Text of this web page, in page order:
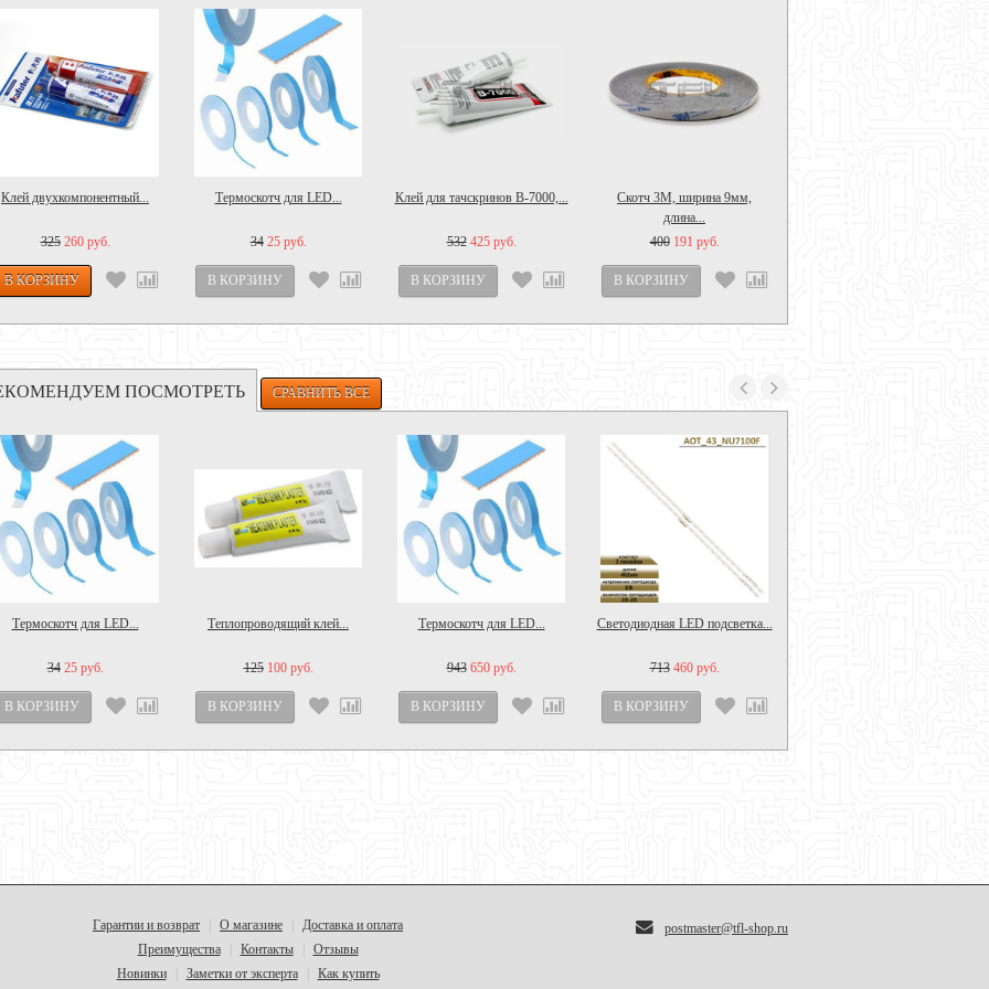
Клей двухкомпонентный...
325 260 руб.
Термоскотч для LED...
34 25 руб.
Клей для тачскринов B-7000,...
532 425 руб.
Скотч 3M, ширина 9мм,
длина...
400 191 руб.
ПОСМОТРЕТЬ
Термоскотч для LED...
34 25 руб.
Теплопроводящий клей...
125 100 руб.
Термоскотч для LED...
943 650 руб.
Светодиодная LED подсветка...
713 460 руб.
Гарантии и возврат О магазине
Доставка и оплата
Преимущества
Контакты
Отзывы
Новинки
Заметки от эксперта Как купить
postmaster@tfl-shop.ru